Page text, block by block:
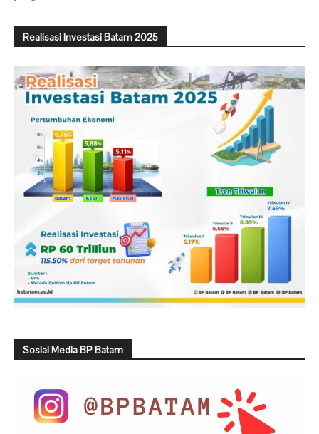
Realisasi Investasi Batam 2025
Sosial Media BP Batam